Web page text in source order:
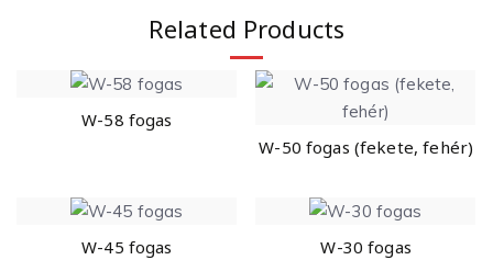
Related Products
W-58 fogas
W-50 fogas (fekete, fehér)
W-45 fogas W-30 fogas